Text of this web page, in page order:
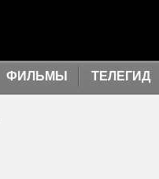
ФИЛЬМЫ ТЕЛЕГИД